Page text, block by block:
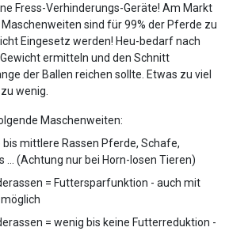
Fress-Verhinderungs-Geräte! Am Markt
sind für 99% der Pferde zu
Eingesetz werden! Heu-bedarf nach
ermitteln und den Schnitt
der Ballen reichen sollte. Etwas zu viel
wenig.
Maschenweiten:
mittlere Rassen Pferde, Schafe,
… (Achtung nur bei Horn-losen Tieren)
= Futtersparfunktion - auch mit
= wenig bis keine Futterreduktion -